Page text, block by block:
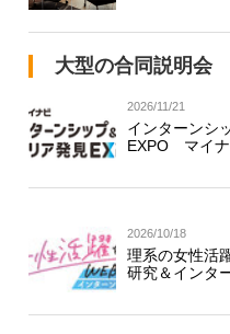
大型の合同説明会
2026/11/21
インターンシ
EXPO マイ
2026/10/18
理系の女性活
研究＆インタ